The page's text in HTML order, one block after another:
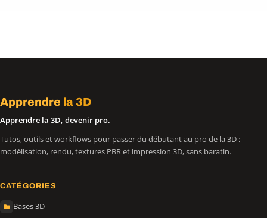
Apprendre la 3D
Apprendre la 3D, devenir pro.
Tutos, outils et workflows pour passer du débutant au pro de la 3D :
modélisation, rendu, textures PBR et impression 3D, sans baratin.
CATÉGORIES
Bases 3D